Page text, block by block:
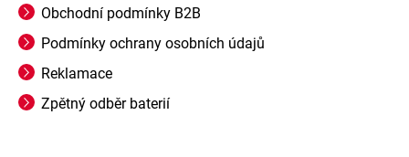
Obchodní podmínky B2B
Podmínky ochrany osobních údajů
Reklamace
Zpětný odběr baterií